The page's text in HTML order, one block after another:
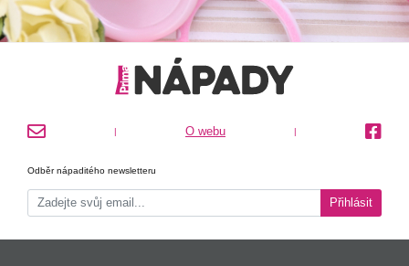
| O webu |
Odběr nápaditého newsletteru
Přihlásit